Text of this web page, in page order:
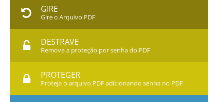
GIRE
Gire o Arquivo PDF
DESTRAVE
Remova a proteção por senha do PDF
PROTEGER
Proteja o arquivo PDF adicionando senha no PDF